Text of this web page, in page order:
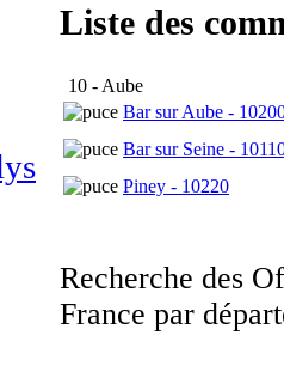
Liste des
10 - Aube
Bar sur Aube -
Bar sur Seine -
Piney - 10220
Recherche des
France par